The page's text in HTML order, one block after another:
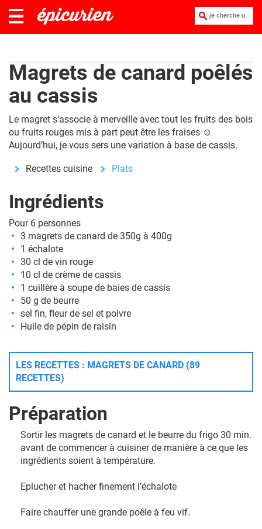
je cherche une recette :
Magrets de canard poêlés
au cassis
Le magret s’associe à merveille avec tout les fruits des bois
ou fruits rouges mis à part peut être les fraises ☺
Aujourd’hui, je vous sers une variation à base de cassis.
Recettes cuisine Plats
Ingrédients
Pour 6 personnes
3 magrets de canard de 350g à 400g
1 échalote
30 cl de vin rouge
10 cl de crème de cassis
1 cuillère à soupe de baies de cassis
50 g de beurre
sel fin, fleur de sel et poivre
Huile de pépin de raisin
LES RECETTES : MAGRETS DE CANARD (89
RECETTES)
Préparation
Sortir les magrets de canard et le beurre du frigo 30 min.
avant de commencer à cuisiner de manière à ce que les
ingrédients soient à température.
Eplucher et hacher finement l’échalote
Faire chauffer une grande poêle à feu vif.